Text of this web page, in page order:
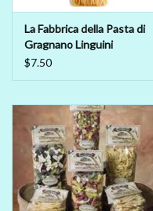
Mixers
Kosher Wines
Beer
Non-Alcoholic Wine
La Fabbrica della Pasta di
Gragnano Linguini
$7.50